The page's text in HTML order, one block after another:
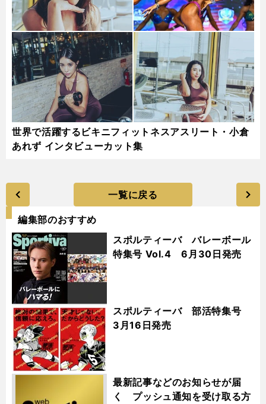
世界で活躍するビキニフィットネスアスリート・小倉
あれず インタビューカット集
一覧に戻る
編集部のおすすめ
スポルティーバ バレーボール
特集号 Vol.4 6月30日発売
スポルティーバ 部活特集号
3月16日発売
最新記事などのお知らせが届
く プッシュ通知を受け取る方